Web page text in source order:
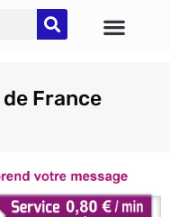
France